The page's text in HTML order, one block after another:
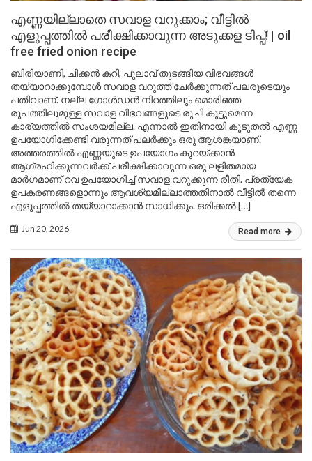
എണ്ണയില്ലാതെ സവാള വറുക്കാം; വീട്ടിൽ
എളുപ്പത്തിൽ പരീക്ഷിക്കാവുന്ന അടുക്കള ടിപ്പ്! | oil
free fried onion recipe
ബിരിയാണി, ചിക്കൻ കറി, പുലാവ് തുടങ്ങിയ വിഭവങ്ങൾ
തയ്യാറാക്കുമ്പോൾ സവാള വറുത്ത് ചേർക്കുന്നത് പലരുടെയും
പതിവാണ്. നല്ല ഗോൾഡൻ നിറത്തിലും മൊരിഞ്ഞ
രൂപത്തിലുമുള്ള സവാള വിഭവങ്ങളുടെ രുചി കൂട്ടുമെന്ന
കാര്യത്തിൽ സംശയമില്ല. എന്നാൽ ഇതിനായി കൂടുതൽ എണ്ണ
ഉപയോഗിക്കേണ്ടി വരുന്നത് പലർക്കും ഒരു ആശങ്കയാണ്.
അത്തരത്തിൽ എണ്ണയുടെ ഉപയോഗം കുറയ്ക്കാൻ
ആഗ്രഹിക്കുന്നവർക്ക് പരീക്ഷിക്കാവുന്ന ഒരു ലളിതമായ
മാർഗമാണ് റവ ഉപയോഗിച്ച് സവാള വറുക്കുന്ന രീതി. പ്രത്യേക
ഉപകരണങ്ങളൊന്നും ആവശ്യമില്ലാത്തതിനാൽ വീട്ടിൽ തന്നെ
എളുപ്പത്തിൽ തയ്യാറാക്കാൻ സാധിക്കും. ഒരിക്കൽ […]
Jun 20, 2026 Read more